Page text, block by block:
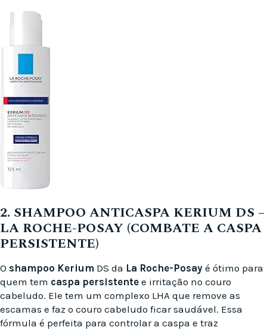
2. SHAMPOO ANTICASPA KERIUM DS –
LA ROCHE-POSAY (COMBATE A CASPA
PERSISTENTE)
O shampoo Kerium DS da La Roche-Posay é ótimo para
quem tem caspa persistente e irritação no couro
cabeludo. Ele tem um complexo LHA que remove as
escamas e faz o couro cabeludo ficar saudável. Essa
fórmula é perfeita para controlar a caspa e traz